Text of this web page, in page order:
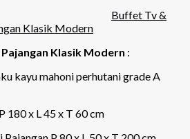
Buffet Tv &
Klasik Modern
Klasik Modern :
kayu mahoni perhutani grade A
180 x L 45 x T 60 cm